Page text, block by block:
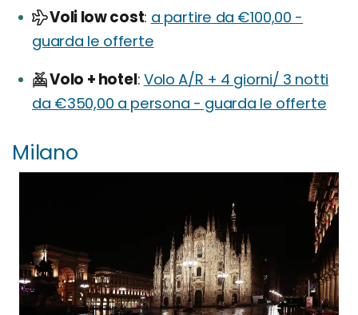
Voli low cost a partire da €100,00 -
guarda le offerte
Volo + hotel Volo A/R + 4 giorni/ 3 notti
da €350,00 a persona - guarda le offerte
Milano